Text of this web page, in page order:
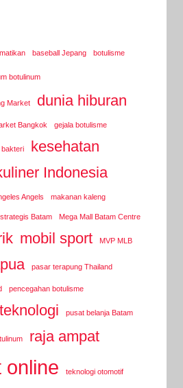
baseball Jepang botulisme
botulinum
Market dunia hiburan
Bangkok gejala botulisme
kesehatan
Indonesia
Angels makanan kaleng
Batam Mega Mall Batam Centre
mobil sport MVP MLB
pasar terapung Thailand
pencegahan botulisme
pusat belanja Batam
raja ampat
online teknologi otomotif